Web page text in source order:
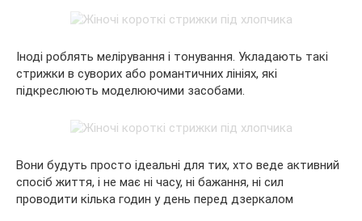
Іноді роблять мелірування і тонування. Укладають такі
стрижки в суворих або романтичних лініях, які
підкреслюють моделюючими засобами.
Вони будуть просто ідеальні для тих, хто веде активний
спосіб життя, і не має ні часу, ні бажання, ні сил
проводити кілька годин у день перед дзеркалом